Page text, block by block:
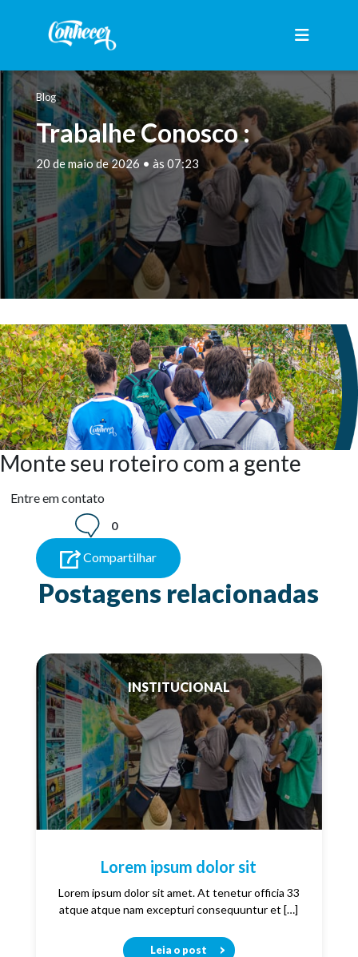
Blog
Trabalhe Conosco :
20 de maio de 2026 • às 07:23
Monte seu roteiro com a gente
Entre em contato
0
Compartilhar
Postagens relacionadas
INSTITUCIONAL
Lorem ipsum dolor sit
Lorem ipsum dolor sit amet. At tenetur officia 33
atque atque nam excepturi consequuntur et […]
Leia o post